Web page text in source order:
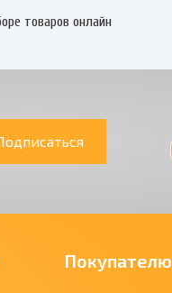
товаров онлайн
Покупателю